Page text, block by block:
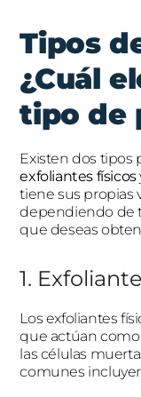
Tipos
¿Cuál
tipo de
Existen dos tipos
exfoliantes físicos
tiene sus propias
dependiendo de
que deseas
1.
Los exfoliantes
que actúan
las células
comunes